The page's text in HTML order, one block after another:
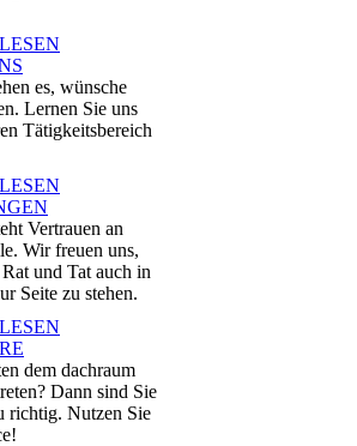
es, wünsche
Lernen Sie uns
Tätigkeitsbereich
Vertrauen an
Wir freuen uns,
und Tat auch in
Seite zu stehen.
dem dachraum
Dann sind Sie
richtig. Nutzen Sie